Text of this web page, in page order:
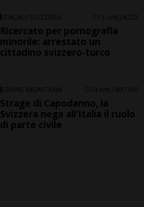
ITALIA / SVIZZERA 13 ore 4 25
Ricercato per pornografia
minorile: arrestato un
cittadino svizzero-turco
CRANS MONTANA 14 ore 40 160
Strage di Capodanno, la
Svizzera nega all’Italia il ruolo
di parte civile